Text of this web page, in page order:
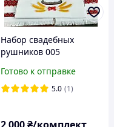
Набор свадебных
рушников 005
Готово к отправке
5.0 (1)